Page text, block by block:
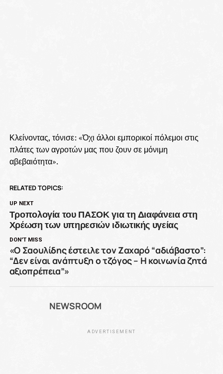
Κλείνοντας, τόνισε: «Όχι άλλοι εμπορικοί πόλεμοι στις
πλάτες των αγροτών μας που ζουν σε μόνιμη
αβεβαιότητα».
RELATED TOPICS:
UP NEXT
Τροπολογία του ΠΑΣΟΚ για τη Διαφάνεια στη
Χρέωση των υπηρεσιών ιδιωτικής υγείας
DON'T MISS
«Ο Σαουλίδης έστειλε τον Ζαχαρό “αδιάβαστο”:
“Δεν είναι ανάπτυξη ο τζόγος – Η κοινωνία ζητά
αξιοπρέπεια”»
NEWSROOM
ADVERTISEMENT